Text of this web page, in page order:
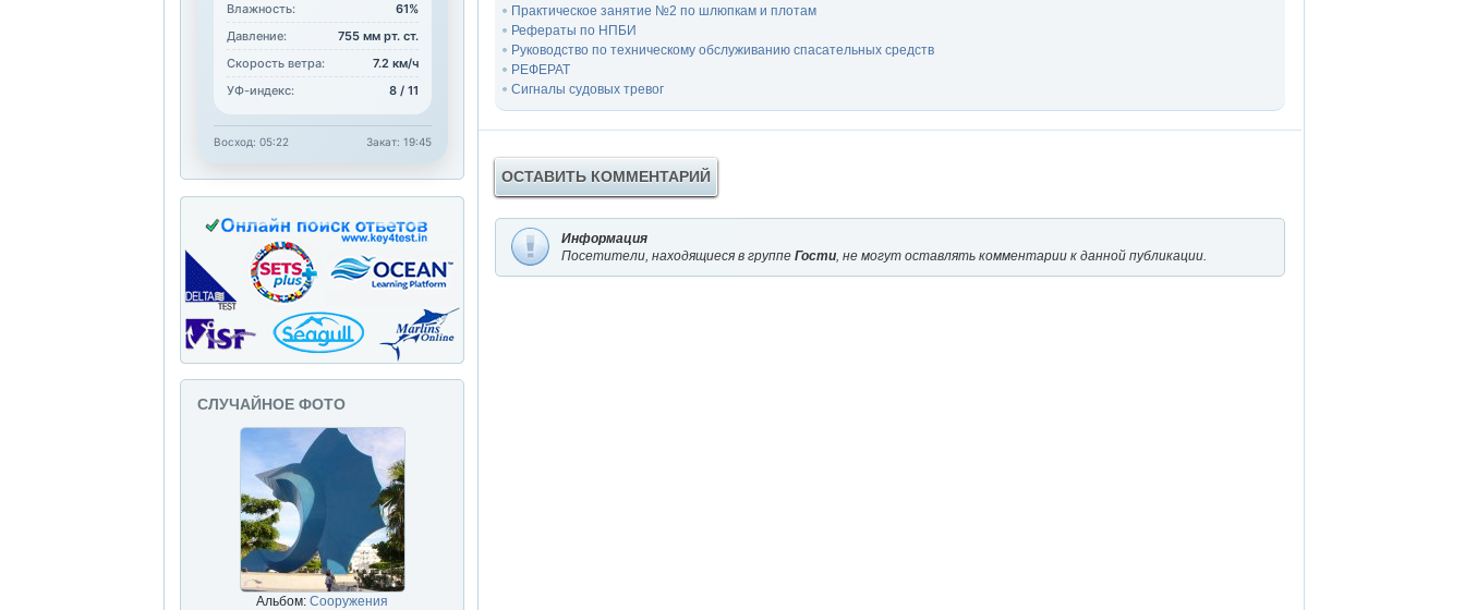
Практическое занятие №2 по шлюпкам и плотам
Рефераты по НПБИ
Руководство по техническому обслуживанию спасательных средств
РЕФЕРАТ
Сигналы судовых тревог
ОСТАВИТЬ КОММЕНТАРИЙ
Информация
Посетители, находящиеся в группе Гости , не могут оставлять комментарии к данной публикации.
Влажность:
61%
Давление:
755 мм рт. ст.
Скорость ветра:
7.2 км/ч
УФ-индекс:
8 / 11
Восход: 05:22 Закат: 19:45
СЛУЧАЙНОЕ ФОТО
Альбом: Сооружения